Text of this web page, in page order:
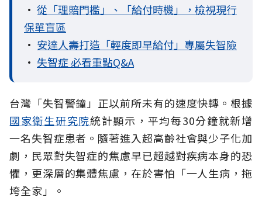
• 從「理賠門檻」、「給付時機」，檢視現行
保單盲區
• 安達人壽打造「輕度即早給付」專屬失智險
• 失智症 必看重點Q&A
台灣「失智警鐘」正以前所未有的速度快轉。根據
國家衛生研究院統計顯示，平均每30分鐘就新增
一名失智症患者。隨著進入超高齡社會與少子化加
劇，民眾對失智症的焦慮早已超越對疾病本身的恐
懼，更深層的集體焦慮，在於害怕「一人生病，拖
垮全家」。